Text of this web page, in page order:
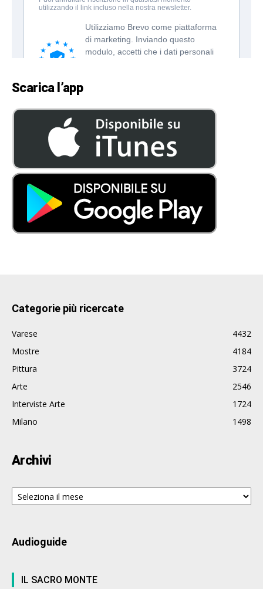
Scarica l’app
Categorie più ricercate
Varese
4432
Mostre
4184
Pittura
3724
Arte
2546
Interviste Arte
1724
Milano
1498
Archivi
Archivi
Audioguide
IL SACRO MONTE